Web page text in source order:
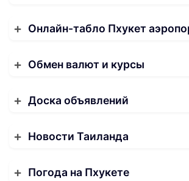
Онлайн-табло Пхукет
Обмен валют и курсы
Доска объявлений
Новости Таиланда
Погода на Пхукете